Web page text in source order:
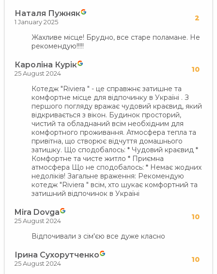
Наталя Пужняк 2
1 January 2025
Жахливе місце! Брудно, все старе поламане. Не
рекомендую!!!!!
Кароліна Курік 10
25 August 2024
Котедж "Riviera " - це справжнє затишне та
комфортне місце для відпочинку в Україні . З
першого погляду вражає чудовий краєвид, який
відкривається з вікон. Будинок просторий,
чистий та обладнаний всім необхідним для
комфортного проживання. Атмосфера тепла та
привітна, що створює відчуття домашнього
затишку. Що сподобалось: * Чудовий краєвид *
Комфортне та чисте житло * Приємна
атмосфера Що не сподобалось: * Немає жодних
недоліків! Загальне враження: Рекомендую
котедж "Riviera " всім, хто шукає комфортний та
затишний відпочинок в Україні
Mira Dovga 10
25 August 2024
Відпочивали з сім'єю все дуже класно
Ірина Сухорутченко 10
25 August 2024